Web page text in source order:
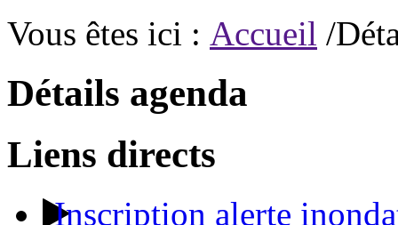
Vous êtes ici : Accueil /
Détails agenda
Liens directs
Inscription alerte